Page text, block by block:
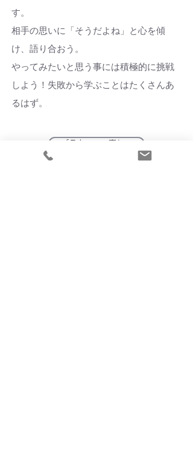
す。
相手の思いに「そうだよね」と心を傾
け、語り合おう。
​やってみたいと思う事には積極的に挑戦
しよう！失敗から学ぶことはたくさんあ
るはず。
「スタッフの声」へ